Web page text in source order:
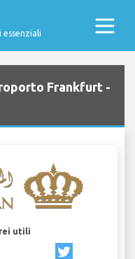
Frankfurt -
utili